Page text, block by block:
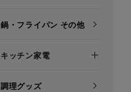
鍋・フライパン その他
キッチン家電
調理グッズ